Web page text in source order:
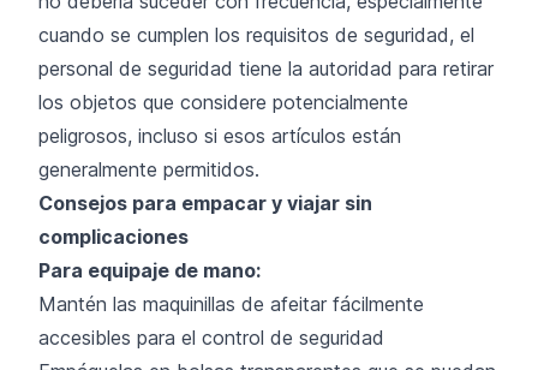
cuando se cumplen los requisitos de seguridad, el
personal de seguridad tiene la autoridad para retirar
los objetos que considere potencialmente
peligrosos, incluso si esos artículos están
generalmente permitidos.
Consejos para empacar y viajar sin
complicaciones
Para equipaje de mano:
Mantén las maquinillas de afeitar fácilmente
accesibles para el control de seguridad